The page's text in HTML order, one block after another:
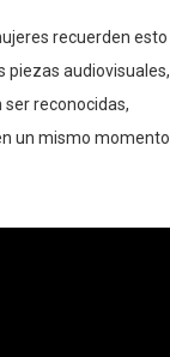
recuerden esto
piezas audiovisuales,
reconocidas,
un mismo momento